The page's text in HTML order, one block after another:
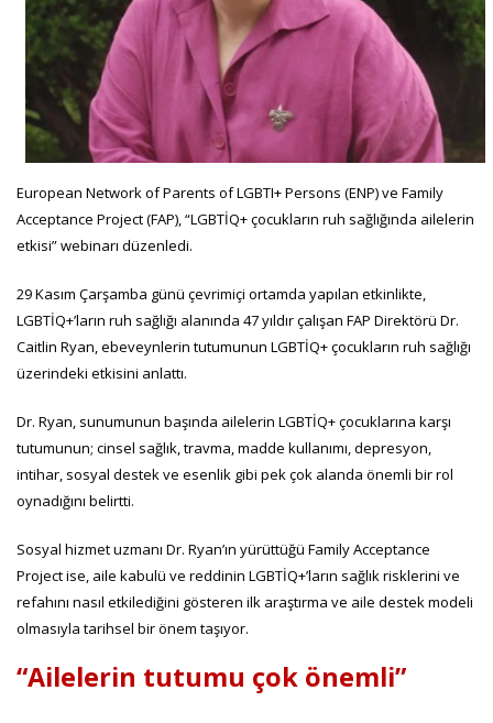
European Network of Parents of LGBTI+ Persons (ENP) ve Family
Acceptance Project (FAP), “LGBTİQ+ çocukların ruh sağlığında ailelerin
etkisi” webinarı düzenledi.
29 Kasım Çarşamba günü çevrimiçi ortamda yapılan etkinlikte,
LGBTİQ+’ların ruh sağlığı alanında 47 yıldır çalışan FAP Direktörü Dr.
Caitlin Ryan, ebeveynlerin tutumunun LGBTİQ+ çocukların ruh sağlığı
üzerindeki etkisini anlattı.
Dr. Ryan, sunumunun başında ailelerin LGBTİQ+ çocuklarına karşı
tutumunun; cinsel sağlık, travma, madde kullanımı, depresyon,
intihar, sosyal destek ve esenlik gibi pek çok alanda önemli bir rol
oynadığını belirtti.
Sosyal hizmet uzmanı Dr. Ryan’ın yürüttüğü Family Acceptance
Project ise, aile kabulü ve reddinin LGBTİQ+’ların sağlık risklerini ve
refahını nasıl etkilediğini gösteren ilk araştırma ve aile destek modeli
olmasıyla tarihsel bir önem taşıyor.
“Ailelerin tutumu çok önemli”